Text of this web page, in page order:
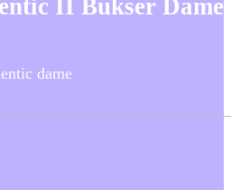
II Bukser Dame
dame